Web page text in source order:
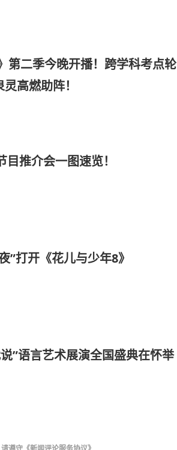
第二季今晚开播！跨学科考点轮
高燃助阵！
推介会一图速览！
”打开《花儿与少年8》
”语言艺术展演全国盛典在怀举